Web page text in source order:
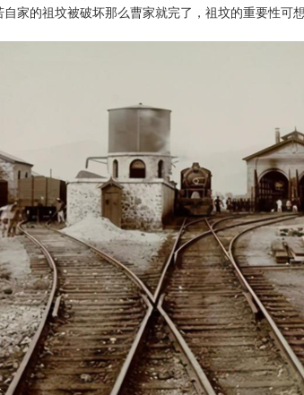
家的祖坟被破坏那么曹家就完了，祖坟的重要性可